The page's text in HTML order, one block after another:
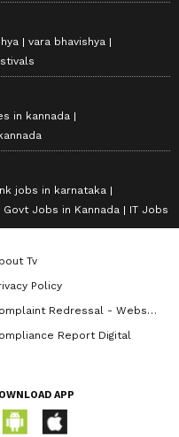
vara bhavishya
in kannada
jobs in karnataka
Govt Jobs in Kannada IT Jobs
Tv
Policy
Redressal - Website
Report Digital
APP